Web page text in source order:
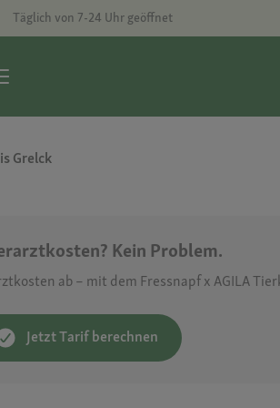
Täglich von 7-24 Uhr geöffnet
Grelck
Kein Problem.
ab – mit dem Fressnapf x AGILA
Jetzt Tarif berechnen